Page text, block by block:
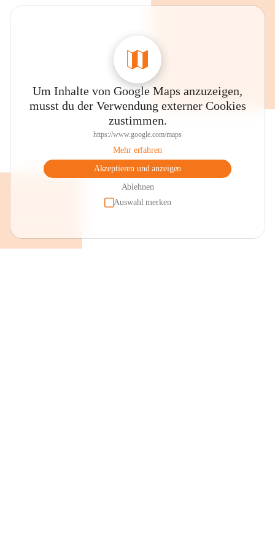
Um Inhalte von Google Maps anzuzeigen,
musst du der Verwendung externer Cookies
zustimmen.
https://www.google.com/maps
Mehr erfahren
Akzeptieren und anzeigen
Ablehnen
Auswahl merken